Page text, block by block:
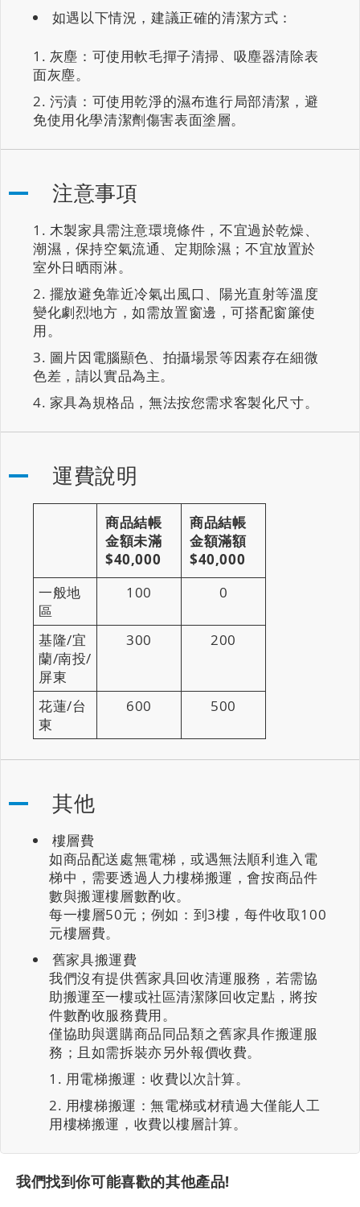
如遇以下情況，建議正確的清潔方式：
灰塵：可使用軟毛撣子清掃、吸塵器清除表
面灰塵。
污漬：可使用乾淨的濕布進行局部清潔，避
免使用化學清潔劑傷害表面塗層。
注意事項
木製家具需注意環境條件，不宜過於乾燥、
潮濕，保持空氣流通、定期除濕；不宜放置於
室外日晒雨淋。
擺放避免靠近冷氣出風口、陽光直射等溫度
變化劇烈地方，如需放置窗邊，可搭配窗簾使
用。
圖片因電腦顯色、拍攝場景等因素存在細微
色差，請以實品為主。
家具為規格品，無法按您需求客製化尺寸。
運費說明
商品結帳
金額未滿
$40,000
商品結帳
金額滿額
$40,000
一般地
區
100 0
基隆/宜
蘭/南投/
屏東
300 200
花蓮/台
東
600 500
其他
樓層費
如商品配送處無電梯，或遇無法順利進入電
梯中，需要透過人力樓梯搬運，會按商品件
數與搬運樓層數酌收。
每一樓層50元；例如：到3樓，每件收取100
元樓層費。
舊家具搬運費
我們沒有提供舊家具回收清運服務，若需協
助搬運至一樓或社區清潔隊回收定點，將按
件數酌收服務費用。
僅協助與選購商品同品類之舊家具作搬運服
務；且如需拆裝亦另外報價收費。
用電梯搬運：收費以次計算。
用樓梯搬運：無電梯或材積過大僅能人工
用樓梯搬運，收費以樓層計算。
我們找到你可能喜歡的其他產品!